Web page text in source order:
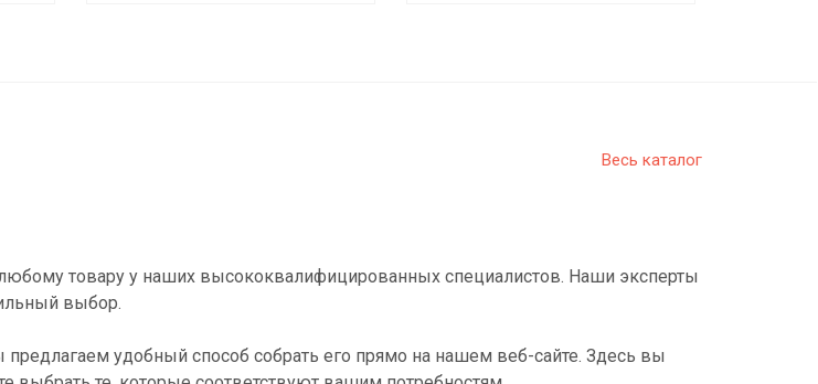
Весь каталог
товару у наших высококвалифицированных специалистов. Наши эксперты
выбор.
предлагаем удобный способ собрать его прямо на нашем веб-сайте. Здесь вы